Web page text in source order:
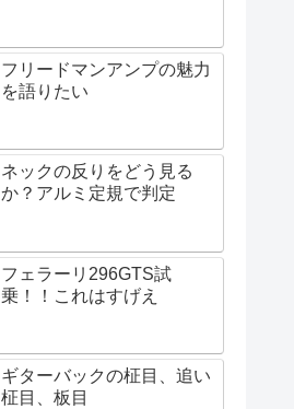
フリードマンアンプの魅力
を語りたい
ネックの反りをどう見る
か？アルミ定規で判定
フェラーリ296GTS試
乗！！これはすげえ
ギターバックの柾目、追い
柾目、板目